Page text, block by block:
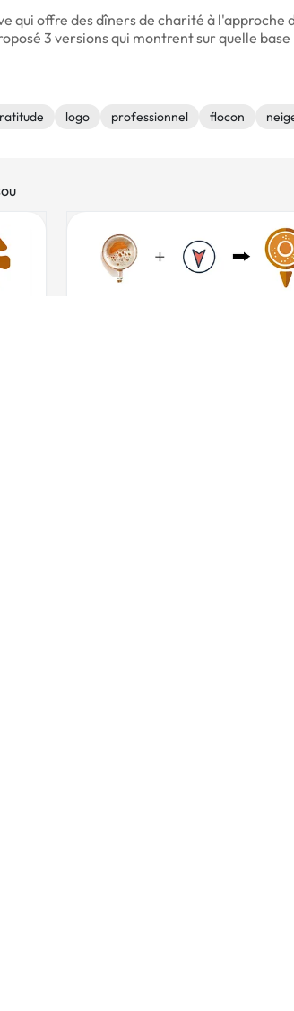
qui offre des dîners de charité à l'approche
3 versions qui montrent sur quelle
logo professionnel flocon